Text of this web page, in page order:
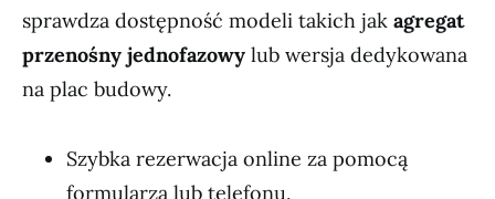
sprawdza dostępność modeli takich jak agregat
przenośny jednofazowy lub wersja dedykowana
na plac budowy.
Szybka rezerwacja online za pomocą
formularza lub telefonu.